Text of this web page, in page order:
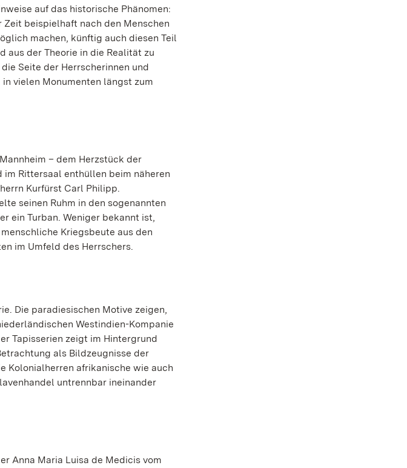
auf das historische Phänomen:
beispielhaft nach den Menschen
machen, künftig auch diesen Teil
aus der Theorie in die Realität zu
Seite der Herrscherinnen und
vielen Monumenten längst zum
– dem Herzstück der
Rittersaal enthüllen beim näheren
Kurfürst Carl Philipp.
seinen Ruhm in den sogenannten
ein Turban. Weniger bekannt ist,
Kriegsbeute aus den
im Umfeld des Herrschers.
Die paradiesischen Motive zeigen,
Westindien-Kompanie
Tapisserien zeigt im Hintergrund
als Bildzeugnisse der
Kolonialherren afrikanische wie auch
untrennbar ineinander
Anna Maria Luisa de Medicis vom